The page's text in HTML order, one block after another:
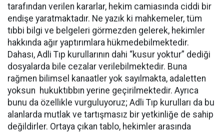
tarafından verilen kararlar, hekim camiasında ciddi bir
endişe yaratmaktadır. Ne yazık ki mahkemeler, tüm
tıbbi bilgi ve belgeleri görmezden gelerek, hekimler
hakkında ağır yaptırımlara hükmedebilmektedir.
Dahası, Adli Tıp kurullarının dahi “kusur yoktur” dediği
dosyalarda bile cezalar verilebilmektedir. Buna
rağmen bilimsel kanaatler yok sayılmakta, adaletten
yoksun hukuktıbbın yerine geçirilmektedir. Ayrıca
bunu da özellikle vurguluyoruz; Adli Tıp kurulları da bu
alanlarda mutlak ve tartışmasız bir yetkinliğe de sahip
değildirler. Ortaya çıkan tablo, hekimler arasında